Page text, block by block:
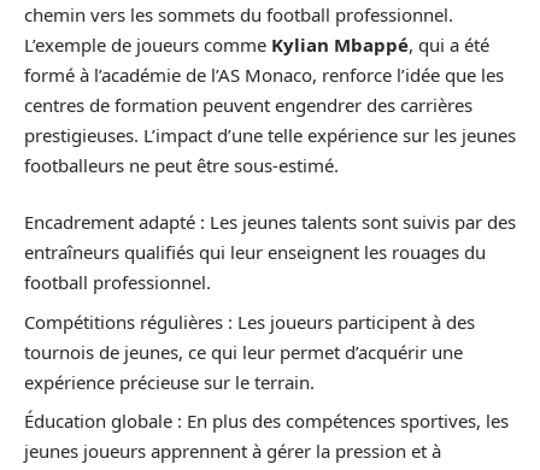
chemin vers les sommets du football professionnel.
L’exemple de joueurs comme Kylian Mbappé, qui a été
formé à l’académie de l’AS Monaco, renforce l’idée que les
centres de formation peuvent engendrer des carrières
prestigieuses. L’impact d’une telle expérience sur les jeunes
footballeurs ne peut être sous-estimé.
Encadrement adapté : Les jeunes talents sont suivis par des
entraîneurs qualifiés qui leur enseignent les rouages du
football professionnel.
Compétitions régulières : Les joueurs participent à des
tournois de jeunes, ce qui leur permet d’acquérir une
expérience précieuse sur le terrain.
Éducation globale : En plus des compétences sportives, les
jeunes joueurs apprennent à gérer la pression et à